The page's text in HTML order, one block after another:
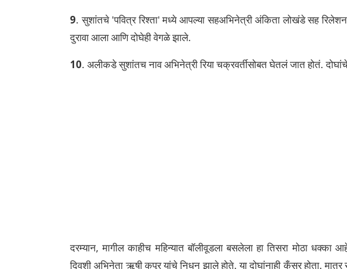
9. सुशांतचे 'पवित्र रिश्ता' मध्ये आपल्या सहअभिनेत्री अंकिता लोखंडे सह
दुरावा आला आणि दोघेही वेगळे झाले.
10. अलीकडे सुशांतच नाव अभिनेत्री रिया चक्रवर्तीसोबत घेतलं जात होतं.
दरम्यान, मागील काहीच महिन्यात बॉलीवूडला बसलेला हा तिसरा मोठा धक्का
दिवशी अभिनेता ऋषी कपूर यांचे निधन झाले होते. या दोघांनाही कँसर होता.